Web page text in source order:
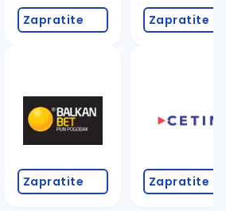
filtere pretrage
Zapratite
Zapratite
Zapratite
Zapratite